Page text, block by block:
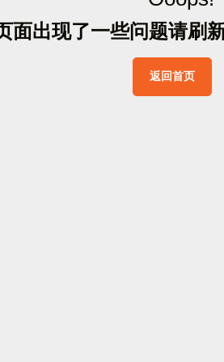
面出现了一些问题请刷
返回首页